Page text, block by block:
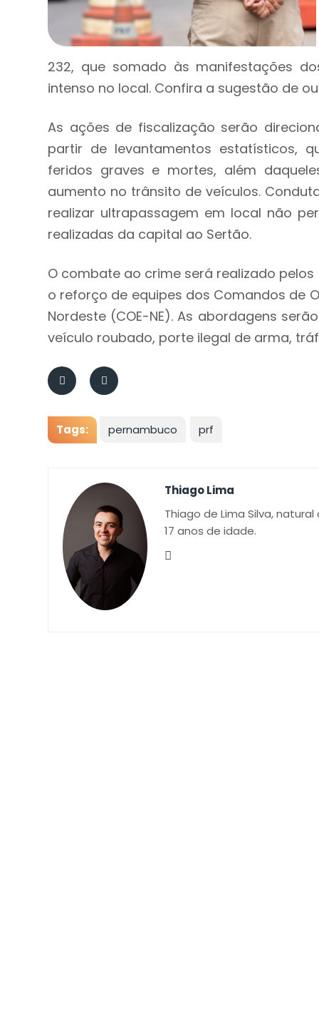
232, que somado às manifestações
intenso no local. Confira a sugestão de
As ações de fiscalização serão
partir de levantamentos estatísticos,
feridos graves e mortes, além
aumento no trânsito de veículos.
realizar ultrapassagem em local não
realizadas da capital ao Sertão.
O combate ao crime será realizado
o reforço de equipes dos Comandos de
Nordeste (COE-NE). As abordagens
veículo roubado, porte ilegal de arma,
Tags: pernambuco prf
Thiago Lima
Thiago de Lima Silva,
17 anos de idade.